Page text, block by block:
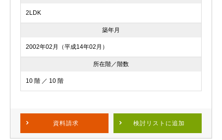
2LDK
築年月
2002年02月（平成14年02月）
所在階／階数
10 階 ／ 10 階
資料請求 検討リスト に追加